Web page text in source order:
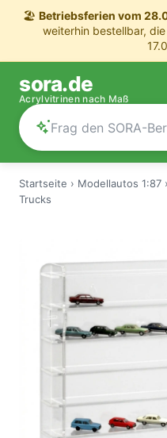
🏖️ Betriebsferien vom
weiterhin bestellbar,
sora.de
Acrylvitrinen nach Maß
Startseite › Modellautos 1:87 ›
Trucks